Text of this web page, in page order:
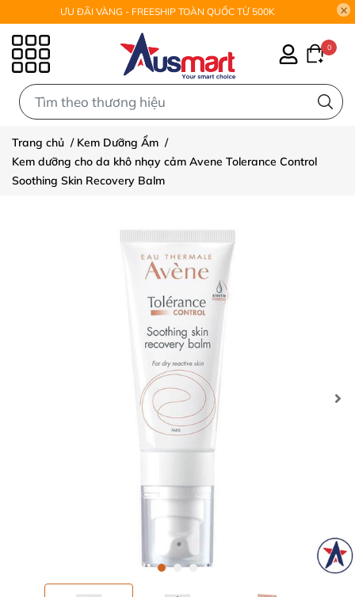
ƯU ĐÃI VÀNG - FREESHIP TOÀN QUỐC TỪ 500K
0
Trang chủ / Kem Dưỡng Ẩm /
Kem dưỡng cho da khô nhạy cảm Avene Tolerance Control
Soothing Skin Recovery Balm